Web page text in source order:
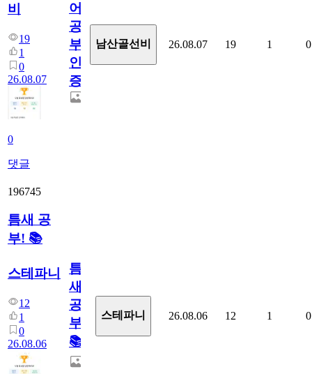
비
19
1
0
26.08.07
0
댓글
어
공
부
인
증
남산골선비 26.08.07 19 1 0
196745
틈새 공
부! 📚
스테파니
12
1
0
26.08.06
틈
새
공
부!
📚
스테파니 26.08.06 12 1 0